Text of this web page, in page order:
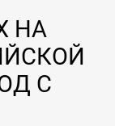
НА
С